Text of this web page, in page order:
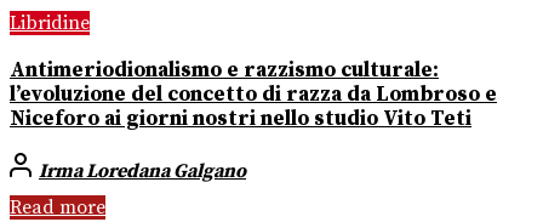
Libridine
Antimeriodionalismo e razzismo culturale:
l’evoluzione del concetto di razza da Lombroso e
Niceforo ai giorni nostri nello studio Vito Teti
Irma Loredana Galgano
Read more